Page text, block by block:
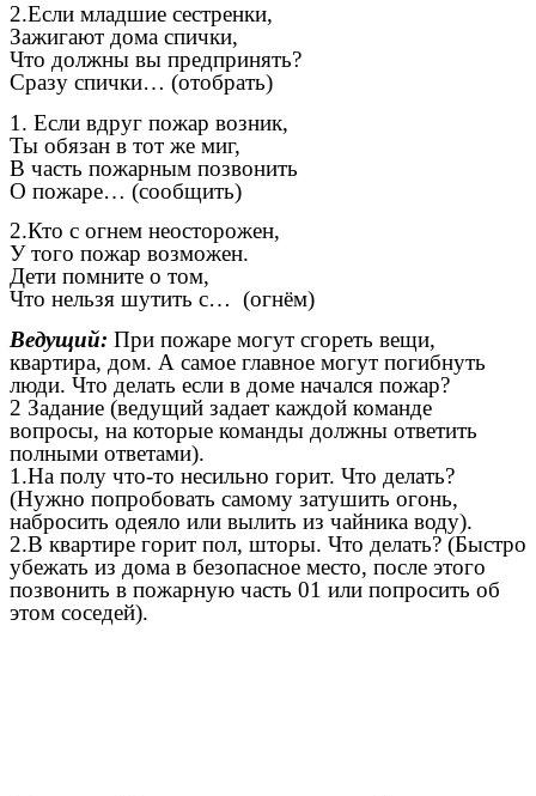
2.Если младшие сестренки,
Зажигают дома спички,
Что должны вы предпринять?
Сразу спички… (отобрать)
1. Если вдруг пожар возник,
Ты обязан в тот же миг,
В часть пожарным позвонить
О пожаре… (сообщить)
2.Кто с огнем неосторожен,
У того пожар возможен.
Дети помните о том,
Что нельзя шутить с… (огнём)
Ведущий: При пожаре могут сгореть вещи,
квартира, дом. А самое главное могут погибнуть
люди. Что делать если в доме начался пожар?
2 Задание (ведущий задает каждой команде
вопросы, на которые команды должны ответить
полными ответами).
1.На полу что-то несильно горит. Что делать?
(Нужно попробовать самому затушить огонь,
набросить одеяло или вылить из чайника воду).
2.В квартире горит пол, шторы. Что делать? (Быстро
убежать из дома в безопасное место, после этого
позвонить в пожарную часть 01 или попросить об
этом соседей).